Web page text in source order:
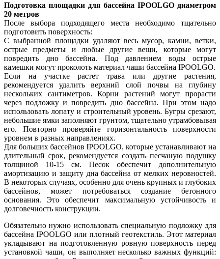
Подготовка площадки для бассейна IPOOLGO диаметром
20 метров
После выбора подходящего места необходимо тщательно
подготовить поверхность:
С выбранной площадки удаляют весь мусор, камни, ветки,
острые предметы и любые другие вещи, которые могут
повредить дно бассейна. Под давлением воды острые
камешки могут проколоть материал чаши бассейна IPOOLGO.
Если на участке растет трава или другие растения,
рекомендуется удалить верхний слой почвы на глубину
нескольких сантиметров. Корни растений могут прорасти
через подложку и повредить дно бассейна. При этом надо
использовать лопату и строительный уровень. Бугры срезают,
небольшие ямки заполняют грунтом, тщательно утрамбовывая
его. Повторно проверяйте горизонтальность поверхности
уровнем в разных направлениях.
Для больших бассейнов IPOOLGO, которые устанавливают на
длительный срок, рекомендуется создать песчаную подушку
толщиной 10-15 см. Песок обеспечит дополнительную
амортизацию и защиту дна бассейна от мелких неровностей.
В некоторых случаях, особенно для очень крупных и глубоких
бассейнов, может потребоваться создание бетонного
основания. Это обеспечит максимальную устойчивость и
долговечность конструкции.
Обязательно нужно использовать специальную подложку для
бассейна IPOOLGO или плотный геотекстиль. Этот материал
укладывают на подготовленную ровную поверхность перед
установкой чаши, он выполняет несколько важных функций: